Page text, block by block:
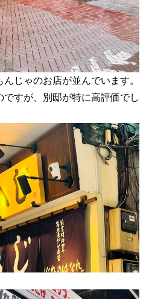
じゃのお店が並んでいます。
ですが、別邸が特に高評価でし